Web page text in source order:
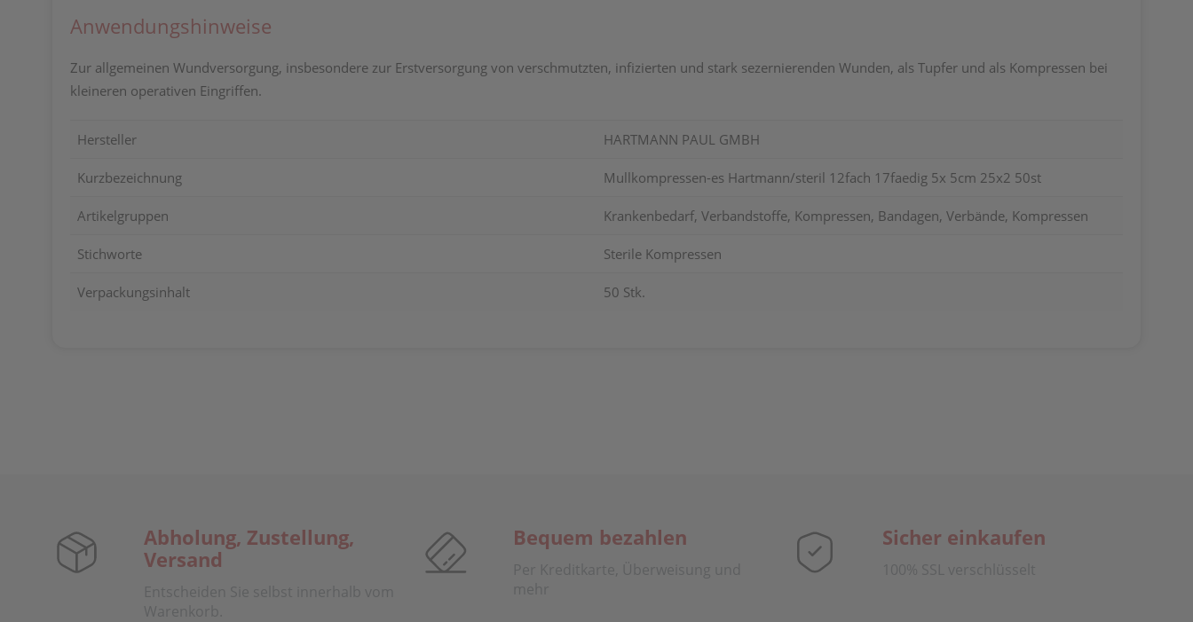
Anwendungshinweise
Zur allgemeinen Wundversorgung, insbesondere zur Erstversorgung von verschmutzten, infizierten und stark sezernierenden Wunden, als Tupfer und als Kompressen bei
kleineren operativen Eingriffen.
Hersteller HARTMANN PAUL GMBH
Kurzbezeichnung Mullkompressen-es Hartmann/steril 12fach 17faedig 5x 5cm 25x2 50st
Artikelgruppen Krankenbedarf, Verbandstoffe, Kompressen, Bandagen, Verbände, Kompressen
Stichworte Sterile Kompressen
Verpackungsinhalt 50 Stk.
Abholung, Zustellung,
Versand
Entscheiden Sie selbst innerhalb vom
Warenkorb.
Bequem bezahlen
Per Kreditkarte, Überweisung und
mehr
Sicher einkaufen
100% SSL verschlüsselt